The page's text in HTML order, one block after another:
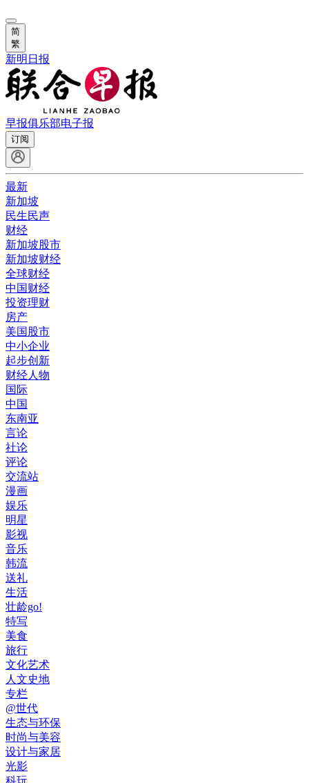
简
繁
新明日报
早报俱乐部电子报
订阅
最新
新加坡
民生民声
财经
新加坡股市
新加坡财经
全球财经
中国财经
投资理财
房产
美国股市
中小企业
起步创新
财经人物
国际
中国
东南亚
言论
社论
评论
交流站
漫画
娱乐
明星
影视
音乐
韩流
送礼
生活
壮龄go!
特写
美食
旅行
文化艺术
人文史地
专栏
@世代
生态与环保
时尚与美容
设计与家居
光影
科玩